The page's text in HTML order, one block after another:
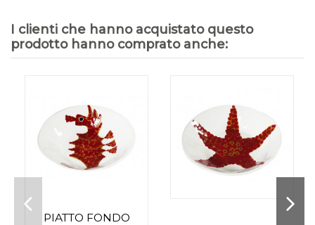
I clienti che hanno acquistato questo
prodotto hanno comprato anche:
PIATTO FONDO